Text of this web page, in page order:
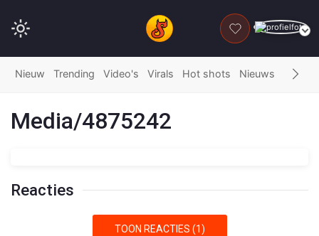
DONEER
Nieuw Trending Video's Virals Hot shots Nieuws Fails
Media/4875242
Reacties
TOON REACTIES (1)